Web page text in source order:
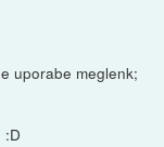
uporabe meglenk;
:D